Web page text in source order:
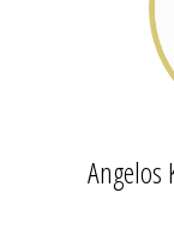
Angelos